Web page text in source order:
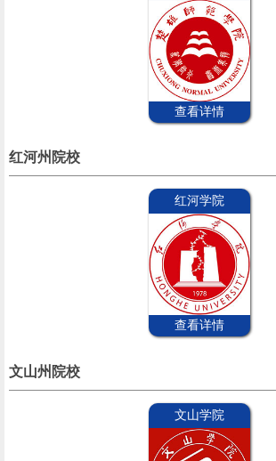
查看详情
红河州院校
红河学院
查看详情
文山州院校
文山学院